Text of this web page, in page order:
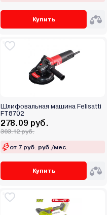
Купить
Шлифовальная машина Felisatti
FT8702
278.09 руб.
303.12 руб.
от 7 руб. руб./мес.
Купить